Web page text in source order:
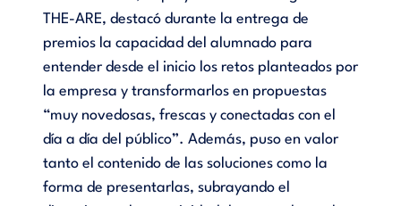
THE-ARE, destacó durante la entrega de
premios la capacidad del alumnado para
entender desde el inicio los retos planteados por
la empresa y transformarlos en propuestas
“muy novedosas, frescas y conectadas con el
día a día del público”. Además, puso en valor
tanto el contenido de las soluciones como la
forma de presentarlas, subrayando el